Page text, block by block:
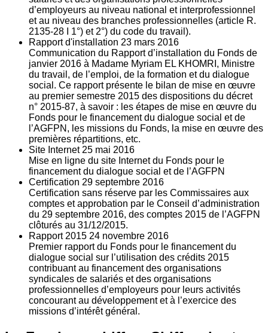
d’employeurs au niveau national et interprofessionnel
et au niveau des branches professionnelles (article R.
2135‐28 I 1°) et 2°) du code du travail).
Rapport d'installation 23 mars 2016
Communication du Rapport d’installation du Fonds de
janvier 2016 à Madame Myriam EL KHOMRI, Ministre
du travail, de l’emploi, de la formation et du dialogue
social. Ce rapport présente le bilan de mise en œuvre
au premier semestre 2015 des dispositions du décret
n° 2015-87, à savoir : les étapes de mise en œuvre du
Fonds pour le financement du dialogue social et de
l’AGFPN, les missions du Fonds, la mise en œuvre des
premières répartitions, etc.
Site Internet 25 mai 2016
Mise en ligne du site Internet du Fonds pour le
financement du dialogue social et de l’AGFPN
Certification 29 septembre 2016
Certification sans réserve par les Commissaires aux
comptes et approbation par le Conseil d’administration
du 29 septembre 2016, des comptes 2015 de l’AGFPN
clôturés au 31/12/2015.
Rapport 2015 24 novembre 2016
Premier rapport du Fonds pour le financement du
dialogue social sur l’utilisation des crédits 2015
contribuant au financement des organisations
syndicales de salariés et des organisations
professionnelles d’employeurs pour leurs activités
concourant au développement et à l’exercice des
missions d’intérêt général.